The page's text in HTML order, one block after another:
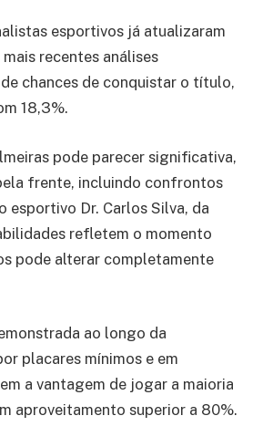
esportivos já atualizaram
recentes análises
chances de conquistar o título,
18,3%.
pode parecer significativa,
frente, incluindo confrontos
Dr. Carlos Silva, da
refletem o momento
pode alterar completamente
ao longo da
placares mínimos e em
a vantagem de jogar a maioria
aproveitamento superior a 80%.